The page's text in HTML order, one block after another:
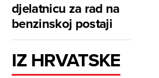
djelatnicu za rad na
benzinskoj postaji
IZ HRVATSKE